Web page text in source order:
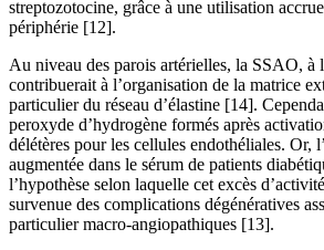
streptozotocine, grâce à une utilisation
périphérie [12].
Au niveau des parois artérielles, la SSAO, à
contribuerait à l’organisation de la matrice
particulier du réseau d’élastine [14].
peroxyde d’hydrogène formés après
délétères pour les cellules endothéliales. Or,
augmentée dans le sérum de patients
l’hypothèse selon laquelle cet excès
survenue des complications dégénératives
particulier macro-angiopathiques [13].